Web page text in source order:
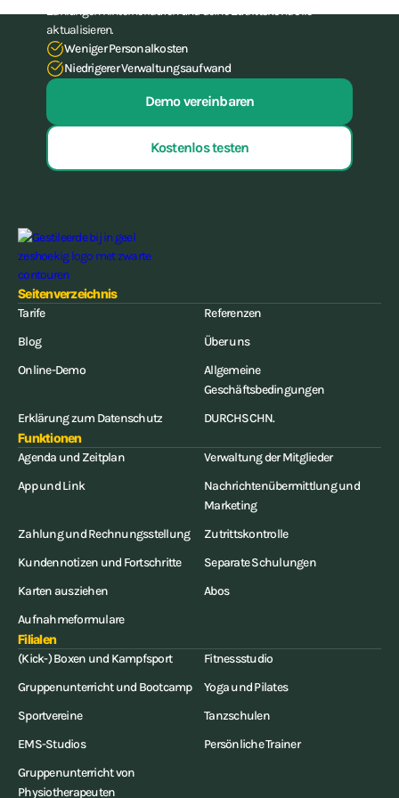
Zahlungen hinterherlaufen und deine Zutrittskontrolle
aktualisieren.
Weniger Personalkosten
Niedrigerer Verwaltungsaufwand
Demo vereinbaren
Kostenlos testen
Seitenverzeichnis
Tarife
Referenzen
Blog
Über uns
Online-Demo
Allgemeine
Geschäftsbedingungen
Erklärung zum Datenschutz
DURCHSCHN.
Funktionen
Agenda und Zeitplan
Verwaltung der Mitglieder
App und Link
Nachrichtenübermittlung und
Marketing
Zahlung und Rechnungsstellung
Zutrittskontrolle
Kundennotizen und Fortschritte
Separate Schulungen
Karten ausziehen
Abos
Aufnahmeformulare
Filialen
(Kick-) Boxen und Kampfsport
Fitnessstudio
Gruppenunterricht und Bootcamp
Yoga und Pilates
Sportvereine
Tanzschulen
EMS-Studios
Persönliche Trainer
Gruppenunterricht von
Physiotherapeuten